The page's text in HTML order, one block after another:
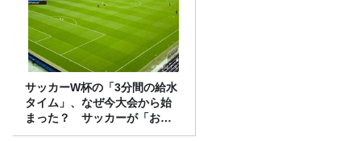
サッカーW杯の「3分間の給水
タイム」、なぜ今大会から始
まった？ サッカーが「お
金」に変わる仕組み